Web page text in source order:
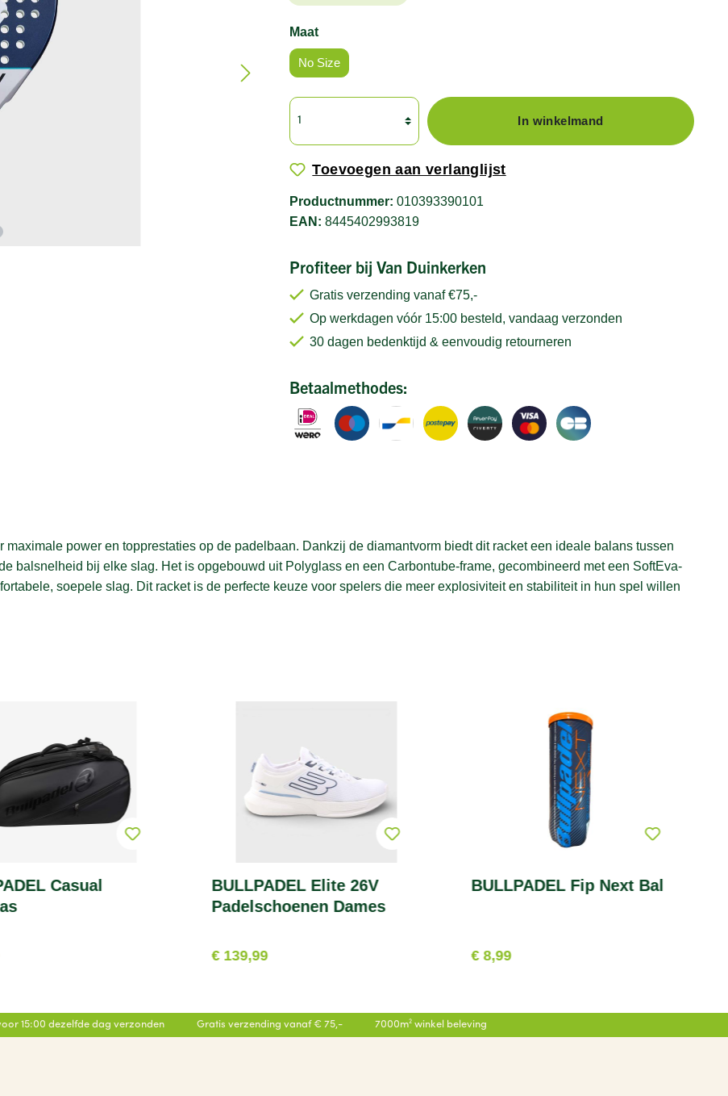
Maat
No Size
In winkelmand
Toevoegen aan verlanglijst
Productnummer:010393390101
EAN:8445402993819
Profiteer bij Van Duinkerken
Gratis verzending vanaf €75,-
Op werkdagen vóór 15:00 besteld, vandaag verzonden
30 dagen bedenktijd & eenvoudig retourneren
Betaalmethodes:
power en topprestaties op de padelbaan. Dankzij de diamantvorm biedt dit racket een ideale balans tussen
balsnelheid bij elke slag. Het is opgebouwd uit Polyglass en een Carbontube-frame, gecombineerd met een SoftEva-
soepele slag. Dit racket is de perfecte keuze voor spelers die meer explosiviteit en stabiliteit in hun spel willen
Casual
BULLPADEL Elite 26V
Padelschoenen Dames
€ 139,99
BULLPADEL Fip Next Bal
€ 8,99
15:00 dezelfde dag verzonden Gratis verzending vanaf € 75,- 7000m² winkel beleving